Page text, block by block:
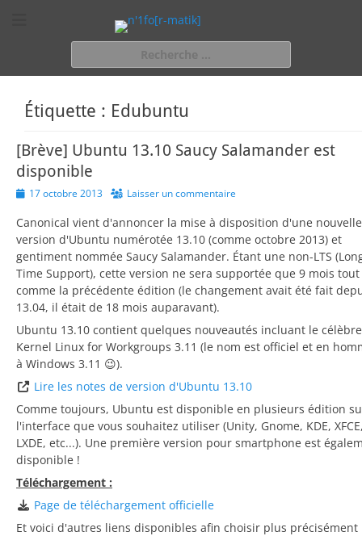
n'1fo[r-matik]
Pour les nymphos d'infos en info…
Étiquette : Edubuntu
[Brève] Ubuntu 13.10 Saucy Salamander est
disponible
Posted17 octobre 2013 Laisser un commentaire
Canonical vient d'annoncer la mise à disposition d'une nouvelle
version d'Ubuntu numérotée 13.10 (comme octobre 2013) et
gentiment nommée Saucy Salamander. Étant une non-LTS
Time Support), cette version ne sera supportée que 9 mois tout
comme la précédente édition (le changement avait été fait
13.04, il était de 18 mois auparavant).
Ubuntu 13.10 contient quelques nouveautés incluant le célèbre
Kernel Linux for Workgroups 3.11 (le nom est officiel et en
à Windows 3.11 😉).
Lire les notes de version d'Ubuntu 13.10
Comme toujours, Ubuntu est disponible en plusieurs édition
l'interface que vous souhaitez utiliser (Unity, Gnome, KDE,
LXDE, etc...). Une première version pour smartphone est
disponible !
Téléchargement :
Page de téléchargement officielle
Et voici d'autres liens disponibles afin choisir plus précisément